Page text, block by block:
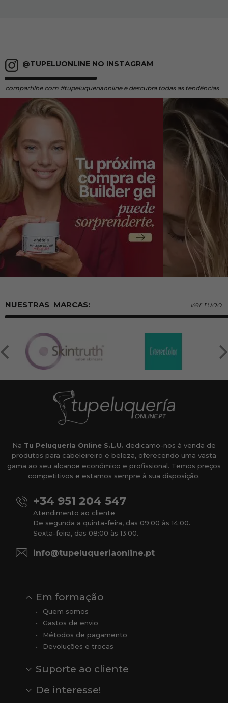
@TUPELUONLINE NO INSTAGRAM
compartilhe com #tupeluqueriaonline e descubra todas as tendências
MARCAS: ver tudo
Na Tu Peluquería Online S.L.U. dedicamo-nos à venda de
produtos para cabeleireiro e beleza, oferecendo uma vasta
gama ao seu alcance económico e profissional. Temos preços
competitivos e estamos sempre à sua disposição.
+34 951 204 547
Atendimento ao cliente
De segunda a quinta-feira, das 09:00 às 14:00.
Sexta-feira, das 08:00 às 13:00.
info@tupeluqueriaonline.pt
Em formação
Quem somos
Gastos de envio
Métodos de pagamento
Devoluções e trocas
Suporte ao cliente
Comentários
Comentários do Google
De interesse!